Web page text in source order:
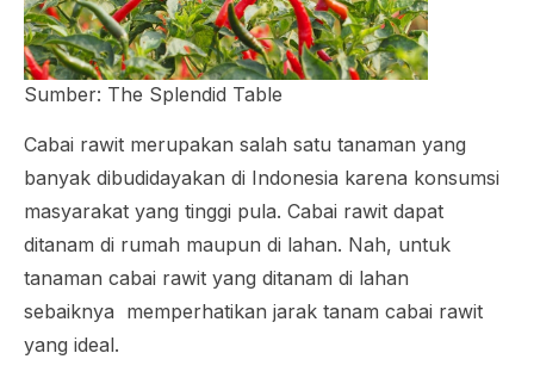
Sumber: The Splendid Table
Cabai rawit merupakan salah satu tanaman yang
banyak dibudidayakan di Indonesia karena konsumsi
masyarakat yang tinggi pula. Cabai rawit dapat
ditanam di rumah maupun di lahan. Nah, untuk
tanaman cabai rawit yang ditanam di lahan
sebaiknya memperhatikan jarak tanam cabai rawit
yang ideal.